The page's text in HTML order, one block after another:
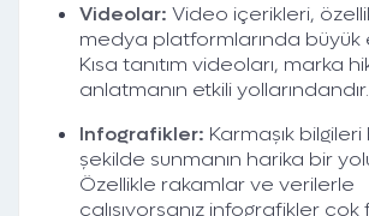
Videolar: Video içerikleri,
medya platformlarında büyük
Kısa tanıtım videoları, marka
anlatmanın etkili yollarındandır.
Infografikler: Karmaşık
şekilde sunmanın harika bir
Özellikle rakamlar ve verilerle
çalışıyorsanız infografikler çok